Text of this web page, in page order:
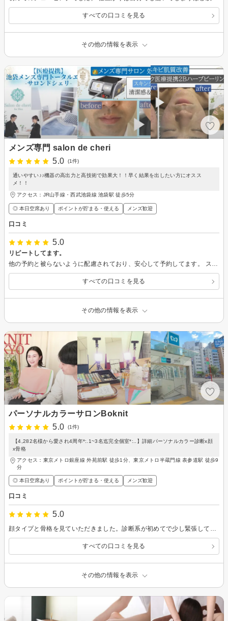
すべての口コミを見る
その他の情報を表示
メンズ専門 salon de cheri
5.0
(1件)
通いやすい♪♪機器の高出力と高技術で効果大！！早く結果を出したい方にオスス
メ！！
アクセス：JR山手線・西武池袋線 池袋駅 徒歩5分
◎ 本日空席あり ポイントが貯まる・使える メンズ歓迎
口コミ
5.0
リピートしてます。
他の予約と被らないように配慮されており、安心して予約してます。 スタッフの方も気さくで話しやすく、施術に対する悩みも真摯に聞いていただけます。 今後もリピ予定です。
すべての口コミを見る
その他の情報を表示
パーソナルカラーサロンBoknit
5.0
(1件)
【4,282名様から愛され4周年*:.1~3名迄完全個室*:..】詳細パーソナルカラー診断x顔
x骨格
アクセス：東京メトロ銀座線 外苑前駅 徒歩1分、東京メトロ半蔵門線 表参道駅 徒歩9
分
◎ 本日空席あり ポイントが貯まる・使える メンズ歓迎
口コミ
5.0
顔タイプと骨格を見ていただきました。診断系が初めてで少し緊張していたのですが、お店の雰囲気も落ち着いていて、担当していた方がとても優しく丁寧に対応してくださったので安心して受けられました。 最初に時間に余裕があるか急いでいるかや、予定の時間よりもオーバーしてしまっていても気になるところがないか聞いてくださり、私が沢山質問してしまっても親身になって答えてくださって本当に丁寧に対応してくださいました。 教えていただいたことをもとに、自分磨き頑張りたいで す！
すべての口コミを見る
その他の情報を表示